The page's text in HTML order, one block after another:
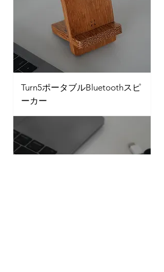
Turn5ポータブルBluetoothスピ
ーカー